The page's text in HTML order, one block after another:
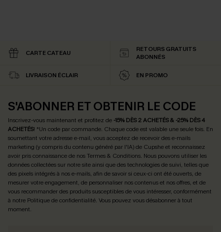
CARTE CATEAU
RETOURS GRATUITS
ABONNÉS
LIVRAISON ÉCLAIR EN PROMO
S'ABONNER ET OBTENIR LE CODE
Inscrivez-vous maintenant et profitez de -15% DÈS 2 ACHETÉS & -25% DÈS 4
ACHETÉS! *Un code par commande. Chaque code est valable une seule fois. En
soumettant votre adresse e-mail, vous acceptez de recevoir des e-mails
marketing (y compris du contenu généré par l'IA) de Cupshe et reconnaissez
avoir pris connaissance de nosTermes & Conditions. Nous pouvons utiliser les
données collectées sur notre site ainsi que des technologies de suivi, telles que
des pixels intégrés à nos e-mails, afin de savoir si ceux-ci ont été ouverts, de
mesurer votre engagement, de personnaliser nos contenus et nos offres, et de
vous recommander des produits susceptibles de vous intéresser, conformément
à notre Politique de confidentialité. Vous pouvez vous désabonner à tout
moment.